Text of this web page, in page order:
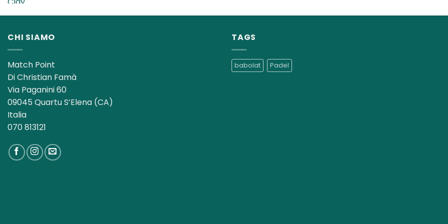
era:
è:
CHI SIAMO
Match Point
Di Christian Famà
Via Paganini 60
09045 Quartu S’Elena (CA)
Italia
070 813121
TAGS
babolat Padel